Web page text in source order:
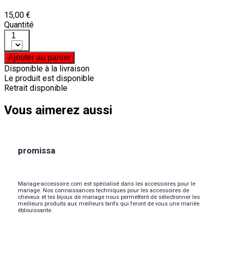
15,00 €
Quantité
1
Ajouter au panier
Disponible à la livraison
Le produit est disponible
Retrait disponible
Vous aimerez aussi
promissa
Mariage-accessoire.com est spécialisé dans les accessoires pour le
mariage. Nos connaissances techniques pour les accessoires de
cheveux et les bijoux de mariage nous permettent de sélectionner les
meilleurs produits aux meilleurs tarifs qui feront de vous une mariée
éblouissante.